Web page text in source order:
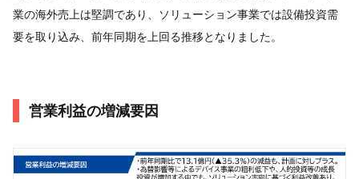
業の海外売上は堅調であり、ソリューション事業では設備投資需
要を取り込み、前年同期を上回る推移となりました。
営業利益の増減要因